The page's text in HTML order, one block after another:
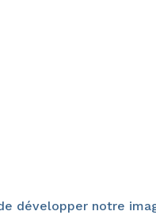
développer notre